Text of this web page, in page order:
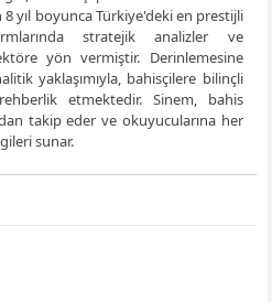
8 yıl boyunca Türkiye'deki en prestijli
stratejik analizler ve
yön vermiştir. Derinlemesine
yaklaşımıyla, bahisçilere bilinçli
etmektedir. Sinem, bahis
takip eder ve okuyucularına her
sunar.